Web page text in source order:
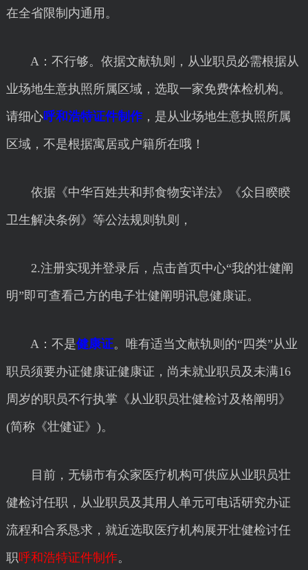
在全省限制内通用。
A：不行够。依据文献轨则，从业职员必需根据从
业场地生意执照所属区域，选取一家免费体检机构。
请细心呼和浩特证件制作，是从业场地生意执照所属
区域，不是根据寓居或户籍所在哦！
依据《中华百姓共和邦食物安详法》《众目睽睽
卫生解决条例》等公法规则轨则，
2.注册实现并登录后，点击首页中心“我的壮健阐
明”即可查看己方的电子壮健阐明讯息健康证。
A：不是健康证。唯有适当文献轨则的“四类”从业
职员须要办证健康证健康证，尚未就业职员及未满16
周岁的职员不行执掌《从业职员壮健检讨及格阐明》
(简称《壮健证》)。
目前，无锡市有众家医疗机构可供应从业职员壮
健检讨任职，从业职员及其用人单元可电话研究办证
流程和合系恳求，就近选取医疗机构展开壮健检讨任
职呼和浩特证件制作。